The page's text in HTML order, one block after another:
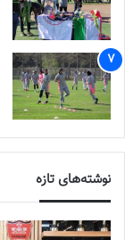
نوشته‌های تازه